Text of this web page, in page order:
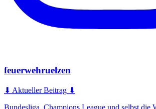
feuerwehruelzen
⬇ Aktueller Beitrag ⬇
Bundesliga, Champions League und selbst die